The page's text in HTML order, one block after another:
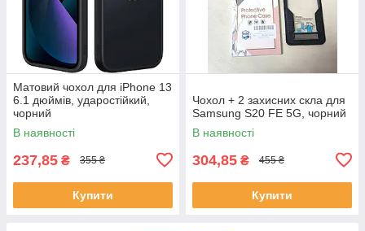
Матовий чохол для iPhone 13
6.1 дюймів, ударостійкий,
чорний
В наявності
237,85 ₴ 355 ₴
Купити
Чохол + 2 захисних скла для
Samsung S20 FE 5G, чорний
В наявності
304,85 ₴ 455 ₴
Купити